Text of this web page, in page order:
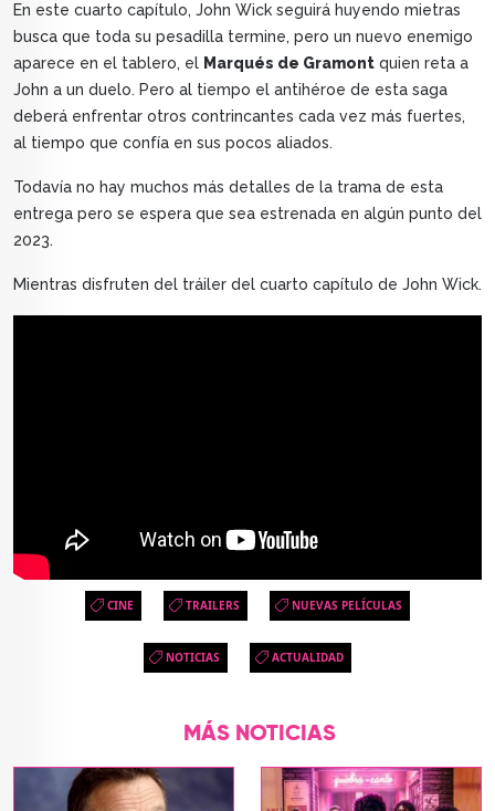
En este cuarto capítulo, John Wick seguirá huyendo mietras
busca que toda su pesadilla termine, pero un nuevo enemigo
aparece en el tablero, el Marqués de Gramont quien reta a
John a un duelo. Pero al tiempo el antihéroe de esta saga
deberá enfrentar otros contrincantes cada vez más fuertes,
al tiempo que confía en sus pocos aliados.
Todavía no hay muchos más detalles de la trama de esta
entrega pero se espera que sea estrenada en algún punto del
2023.
Mientras disfruten del tráiler del cuarto capítulo de John Wick.
CINE TRAILERS NUEVAS PELÍCULAS
NOTICIAS ACTUALIDAD
MÁS NOTICIAS